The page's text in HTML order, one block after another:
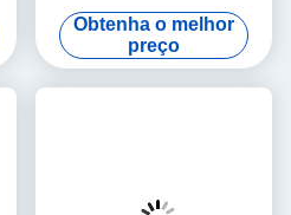
Extrusoras de plástico
paralelas de parafuso duplo
Obtenha o melhor
preço